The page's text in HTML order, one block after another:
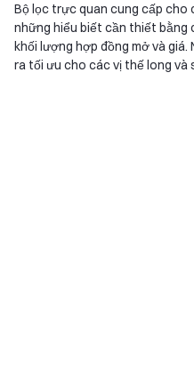
Bộ lọc trực quan cung cấp cho
những hiểu biết cần thiết bằng
khối lượng hợp đồng mở và giá.
ra tối ưu cho các vị thế long